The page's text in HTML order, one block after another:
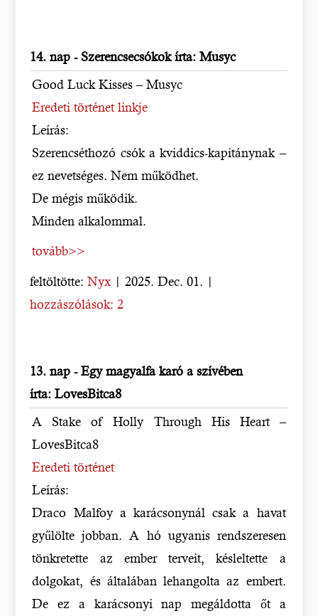
14. nap - Szerencsecsókok írta: Musyc
Good Luck Kisses – Musyc
Eredeti történet linkje
Leírás:
Szerencséthozó csók a kviddics-kapitánynak –
ez nevetséges. Nem működhet.
De mégis működik.
Minden alkalommal.
tovább>>
feltöltötte:Nyx | 2025. Dec. 01. |
hozzászólások: 2
13. nap - Egy magyalfa karó a szívében
írta: LovesBitca8
A Stake of Holly Through His Heart –
LovesBitca8
Eredeti történet
Leírás:
Draco Malfoy a karácsonynál csak a havat
gyűlölte jobban. A hó ugyanis rendszeresen
tönkretette az ember terveit, késleltette a
dolgokat, és általában lehangolta az embert.
De ez a karácsonyi nap megáldotta őt a